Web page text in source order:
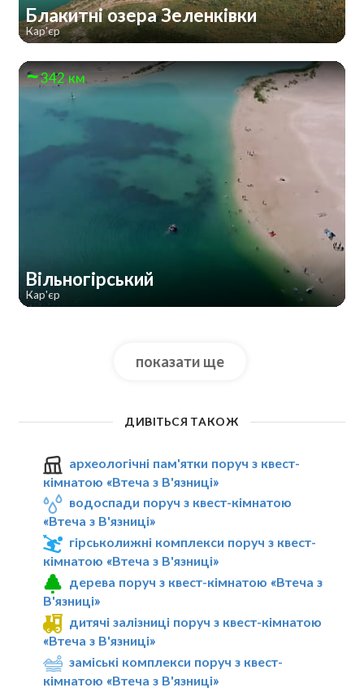
Блакитні озера Зеленківки
Кар'єр
342 км
Вільногірський
Кар'єр
показати ще
ДИВІТЬСЯ ТАКОЖ
археологічні пам'ятки поруч з квест-
кімнатою «Втеча з В'язниці»
водоспади поруч з квест-кімнатою
«Втеча з В'язниці»
гірськолижні комплекси поруч з квест-
кімнатою «Втеча з В'язниці»
дерева поруч з квест-кімнатою «Втеча з
В'язниці»
дитячі залізниці поруч з квест-кімнатою
«Втеча з В'язниці»
заміські комплекси поруч з квест-
кімнатою «Втеча з В'язниці»